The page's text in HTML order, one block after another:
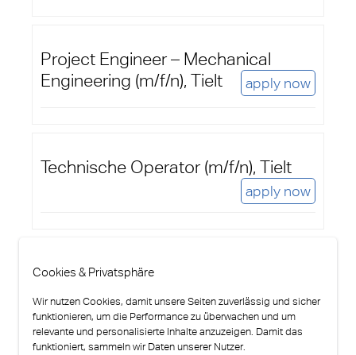
Project Engineer – Mechanical
Engineering (m/f/n), Tielt
apply now
Technische Operator (m/f/n), Tielt
apply now
Cookies & Privatsphäre
Wir nutzen Cookies, damit unsere Seiten zuverlässig und sicher
funktionieren, um die Performance zu überwachen und um
relevante und personalisierte Inhalte anzuzeigen. Damit das
funktioniert, sammeln wir Daten unserer Nutzer.